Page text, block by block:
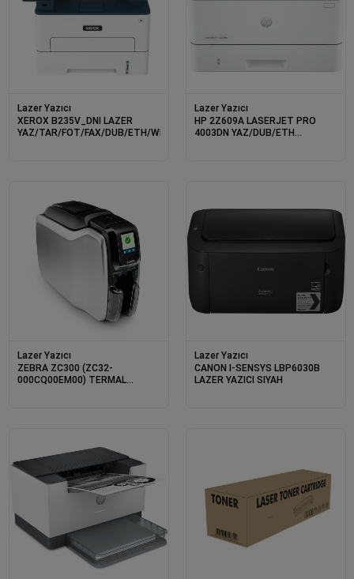
Lazer Yazıcı
XEROX B235V_DNI LAZER
YAZ/TAR/FOT/FAX/DUB/ETH/WIFI
Lazer Yazıcı
HP 2Z609A LASERJET PRO
4003DN YAZ/DUB/ETH
Lazer Yazıcı
ZEBRA ZC300 (ZC32-
000CQ00EM00) TERMAL
Lazer Yazıcı
CANON I-SENSYS LBP6030B
LAZER YAZICI SIYAH